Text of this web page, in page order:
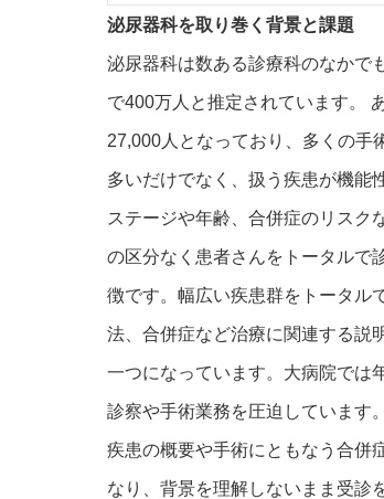
泌尿器科を取り巻く背景と課題
泌尿器科は数ある診療科のなかで
で400万人と推定されています。
27,000人となっており、多くの手
多いだけでなく、扱う疾患が機能
ステージや年齢、合併症のリスク
の区分なく患者さんをトータルで
徴です。幅広い疾患群をトータル
法、合併症など治療に関連する説
一つになっています。大病院では
診察や手術業務を圧迫しています
疾患の概要や手術にともなう合併
なり、背景を理解しないまま受診